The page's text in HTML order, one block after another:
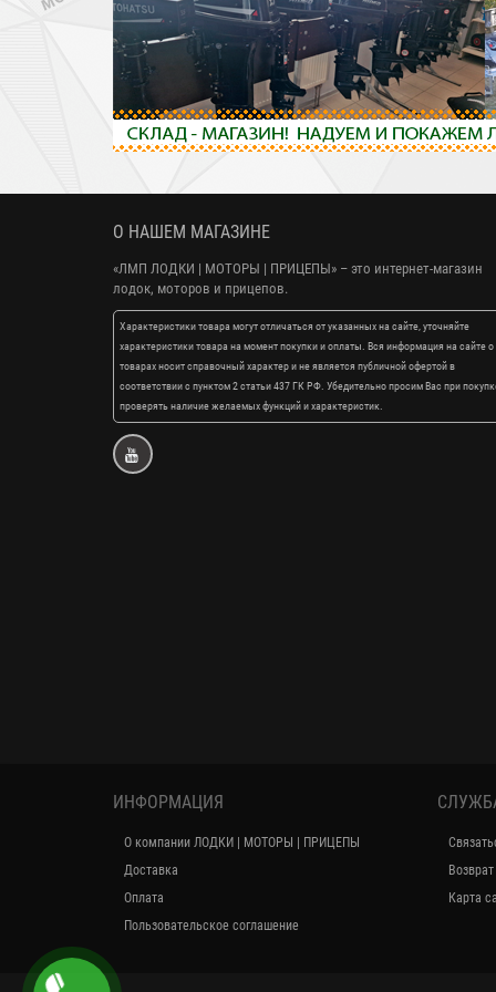
О НАШЕМ МАГАЗИНЕ
«ЛМП ЛОДКИ | МОТОРЫ | ПРИЦЕПЫ» – это интернет-магазин
лодок, моторов и прицепов.
Характеристики товара могут отличаться от указанных на сайте, уточняйте
характеристики товара на момент покупки и оплаты. Вся информация на сайте о
товарах носит справочный характер и не является публичной офертой в
соответствии с пунктом 2 статьи 437 ГК РФ. Убедительно просим Вас при
проверять наличие желаемых функций и характеристик.
ИНФОРМАЦИЯ
О компании ЛОДКИ | МОТОРЫ | ПРИЦЕПЫ
Доставка
Оплата
Пользовательское соглашение
Карта